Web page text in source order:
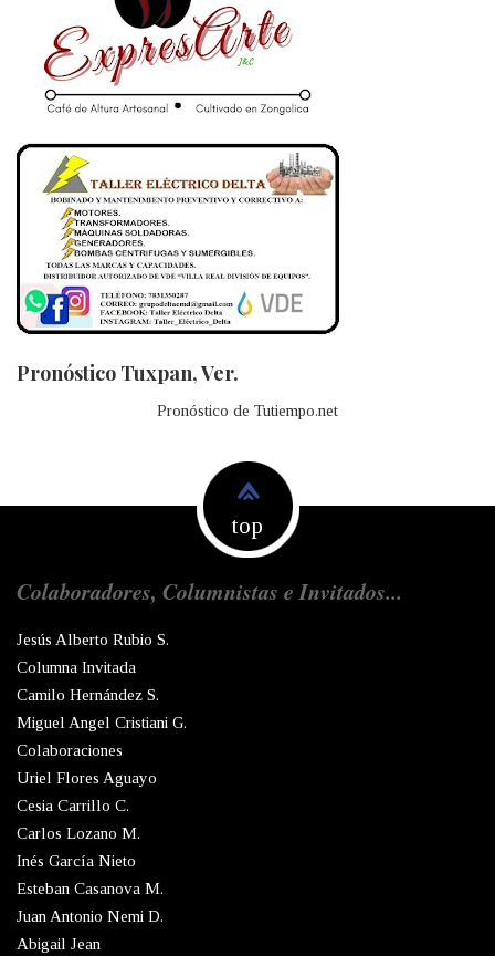
Pronóstico Tuxpan, Ver.
Pronóstico de Tutiempo.net
top
Colaboradores, Columnistas e Invitados...
Jesús Alberto Rubio S.
Columna Invitada
Camilo Hernández S.
Miguel Angel Cristiani G.
Colaboraciones
Uriel Flores Aguayo
Cesia Carrillo C.
Carlos Lozano M.
Inés García Nieto
Esteban Casanova M.
Juan Antonio Nemi D.
Abigail Jean